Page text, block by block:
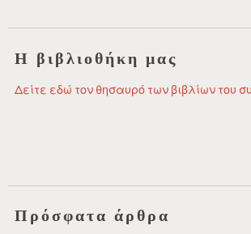
Η βιβλιοθήκη μας
Δείτε εδώ τον θησαυρό των βιβλίων του
Πρόσφατα άρθρα